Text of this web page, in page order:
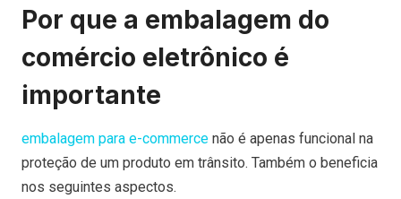
Por que a embalagem do
comércio eletrônico é
importante
embalagem para e-commerce não é apenas funcional na
proteção de um produto em trânsito. Também o beneficia
nos seguintes aspectos.